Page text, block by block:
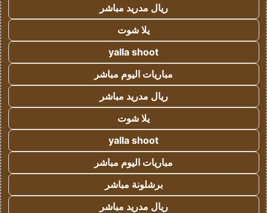
ريال مدريد مباشر
يلا شوت
yalla shoot
مباريات اليوم مباشر
ريال مدريد مباشر
يلا شوت
yalla shoot
مباريات اليوم مباشر
برشلونة مباشر
ريال مدريد مباشر